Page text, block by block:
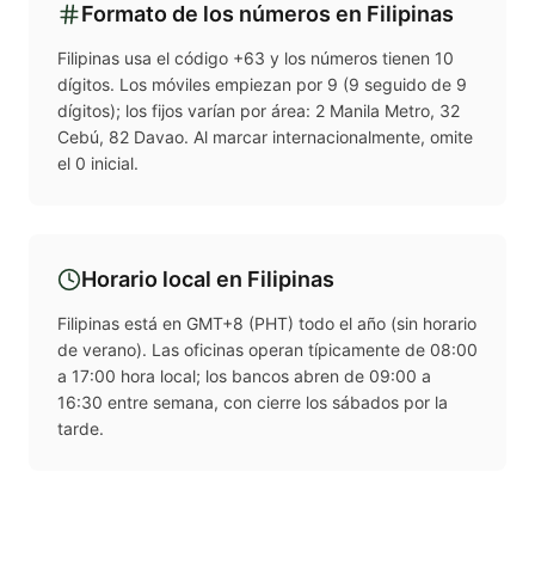
Formato de los números en Filipinas
Filipinas usa el código +63 y los números tienen 10
dígitos. Los móviles empiezan por 9 (9 seguido de 9
dígitos); los fijos varían por área: 2 Manila Metro, 32
Cebú, 82 Davao. Al marcar internacionalmente, omite
el 0 inicial.
Horario local en Filipinas
Filipinas está en GMT+8 (PHT) todo el año (sin horario
de verano). Las oficinas operan típicamente de 08:00
a 17:00 hora local; los bancos abren de 09:00 a
16:30 entre semana, con cierre los sábados por la
tarde.